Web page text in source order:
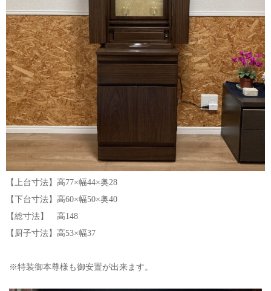
【上台寸法】高77×幅44×奥28
【下台寸法】高60×幅50×奥40
【総寸法】 高148
【厨子寸法】高53×幅37
※特装御本尊様も御安置が出来ます。